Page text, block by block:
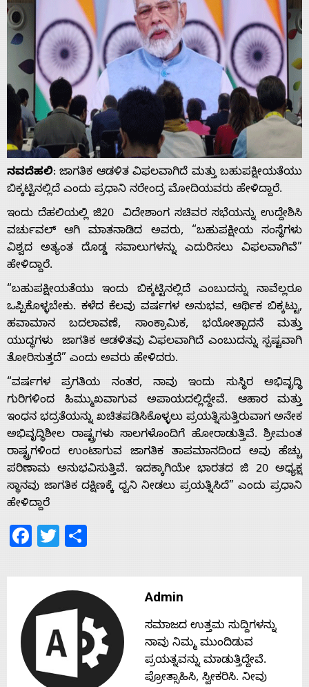
Home
About
Us
Advertise
With
s
Contact
Us
ನವದೆಹಲಿ: ಜಾಗತಿಕ ಆಡಳಿತ ವಿಫಲವಾಗಿದೆ ಮತ್ತು ಬಹುಪಕ್ಷೀಯತೆಯು
ಬಿಕ್ಕಟ್ಟಿನಲ್ಲಿದೆ ಎಂದು ಪ್ರಧಾನಿ ನರೇಂದ್ರ ಮೋದಿಯವರು ಹೇಳಿದ್ದಾರೆ.
ಇಂದು ದೆಹಲಿಯಲ್ಲಿ ಜಿ20 ವಿದೇಶಾಂಗ ಸಚಿವರ ಸಭೆಯನ್ನು ಉದ್ದೇಶಿಸಿ
ವರ್ಚುವಲ್‌ ಆಗಿ ಮಾತನಾಡಿದ ಅವರು, “ಬಹುಪಕ್ಷೀಯ ಸಂಸ್ಥೆಗಳು
ವಿಶ್ವದ ಅತ್ಯಂತ ದೊಡ್ಡ ಸವಾಲುಗಳನ್ನು ಎದುರಿಸಲು ವಿಫಲವಾಗಿವೆ”
ಹೇಳಿದ್ದಾರೆ.
“ಬಹುಪಕ್ಷೀಯತೆಯು ಇಂದು ಬಿಕ್ಕಟ್ಟಿನಲ್ಲಿದೆ ಎಂಬುದನ್ನು ನಾವೆಲ್ಲರೂ
ಒಪ್ಪಿಕೊಳ್ಳಬೇಕು. ಕಳೆದ ಕೆಲವು ವರ್ಷಗಳ ಅನುಭವ, ಆರ್ಥಿಕ ಬಿಕ್ಕಟ್ಟು,
ಹವಾಮಾನ ಬದಲಾವಣೆ, ಸಾಂಕ್ರಾಮಿಕ, ಭಯೋತ್ಪಾದನೆ ಮತ್ತು
ಯುದ್ಧಗಳು ಜಾಗತಿಕ ಆಡಳಿತವು ವಿಫಲವಾಗಿದೆ ಎಂಬುದನ್ನು ಸ್ಪಷ್ಟವಾಗಿ
ತೋರಿಸುತ್ತದೆ” ಎಂದು ಅವರು ಹೇಳಿದರು.
“ವರ್ಷಗಳ ಪ್ರಗತಿಯ ನಂತರ, ನಾವು ಇಂದು ಸುಸ್ಥಿರ ಅಭಿವೃದ್ಧಿ
ಗುರಿಗಳಿಂದ ಹಿಮ್ಮುಖವಾಗುವ ಅಪಾಯದಲ್ಲಿದ್ದೇವೆ. ಆಹಾರ ಮತ್ತು
ಇಂಧನ ಭದ್ರತೆಯನ್ನು ಖಚಿತಪಡಿಸಿಕೊಳ್ಳಲು ಪ್ರಯತ್ನಿಸುತ್ತಿರುವಾಗ ಅನೇಕ
ಅಭಿವೃದ್ಧಿಶೀಲ ರಾಷ್ಟ್ರಗಳು ಸಾಲಗಳೊಂದಿಗೆ ಹೋರಾಡುತ್ತಿವೆ. ಶ್ರೀಮಂತ
ರಾಷ್ಟ್ರಗಳಿಂದ ಉಂಟಾಗುವ ಜಾಗತಿಕ ತಾಪಮಾನದಿಂದ ಅವು ಹೆಚ್ಚು
ಪರಿಣಾಮ ಅನುಭವಿಸುತ್ತಿವೆ. ಇದಕ್ಕಾಗಿಯೇ ಭಾರತದ ಜಿ 20 ಅಧ್ಯಕ್ಷ
ಸ್ಥಾನವು ಜಾಗತಿಕ ದಕ್ಷಿಣಕ್ಕೆ ಧ್ವನಿ ನೀಡಲು ಪ್ರಯತ್ನಿಸಿದೆ” ಎಂದು ಪ್ರಧಾನಿ
ಹೇಳಿದ್ದಾರೆ
Facebook
Twitter
Admin
ಸಮಾಜದ ಉತ್ತಮ ಸುದ್ದಿಗಳನ್ನು
ನಾವು ನಿಮ್ಮ ಮುಂದಿಡುವ
ಪ್ರಯತ್ನವನ್ನು ಮಾಡುತ್ತಿದ್ದೇವೆ.
ಪ್ರೋತ್ಸಾಹಿಸಿ, ಸ್ವೀಕರಿಸಿ. ನೀವು